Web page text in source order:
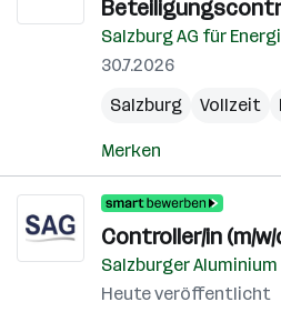
Salzburg AG für
30.7.2026
Salzburg
Vollzeit
Merken
Controller/in (m/w/
Salzburger Aluminium
Heute veröffentlicht